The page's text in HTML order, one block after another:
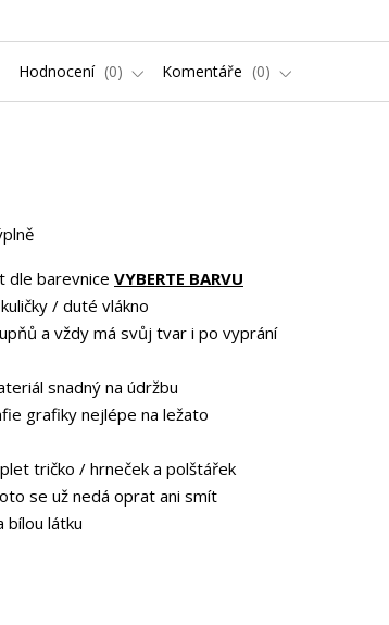
Hodnocení 0 Komentáře 0
dle barevnice VYBERTE BARVU
/ duté vlákno
a vždy má svůj tvar i po vyprání
snadný na údržbu
grafiky nejlépe na ležato
tričko / hrneček a polštářek
se už nedá oprat ani smít
bílou látku